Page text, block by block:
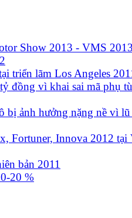
Show 2013 - VMS
triển lãm Los Angeles
đồng vì khai sai mã phụ
bị ảnh hưởng nặng nề vì
Fortuner, Innova 2012 tại
bản 2011
20 %